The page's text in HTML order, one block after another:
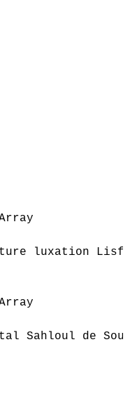
luxation
Sahloul de